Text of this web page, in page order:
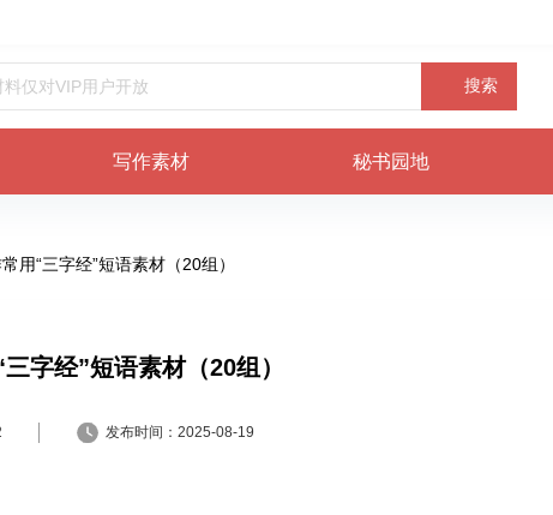
搜索
写作素材 秘书园地
用“三字经”短语素材（20组）
字经”短语素材（20组）
发布时间： 2025-08-19